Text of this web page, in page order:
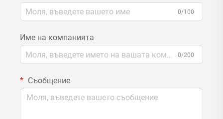
0/100
Име на компанията
0/200
Съобщение